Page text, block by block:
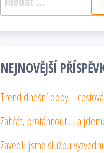
NEJNOVĚJŠÍ
Trend dnešní doby –
Zahřát, protáhnout … a
Zavedli jsme službu